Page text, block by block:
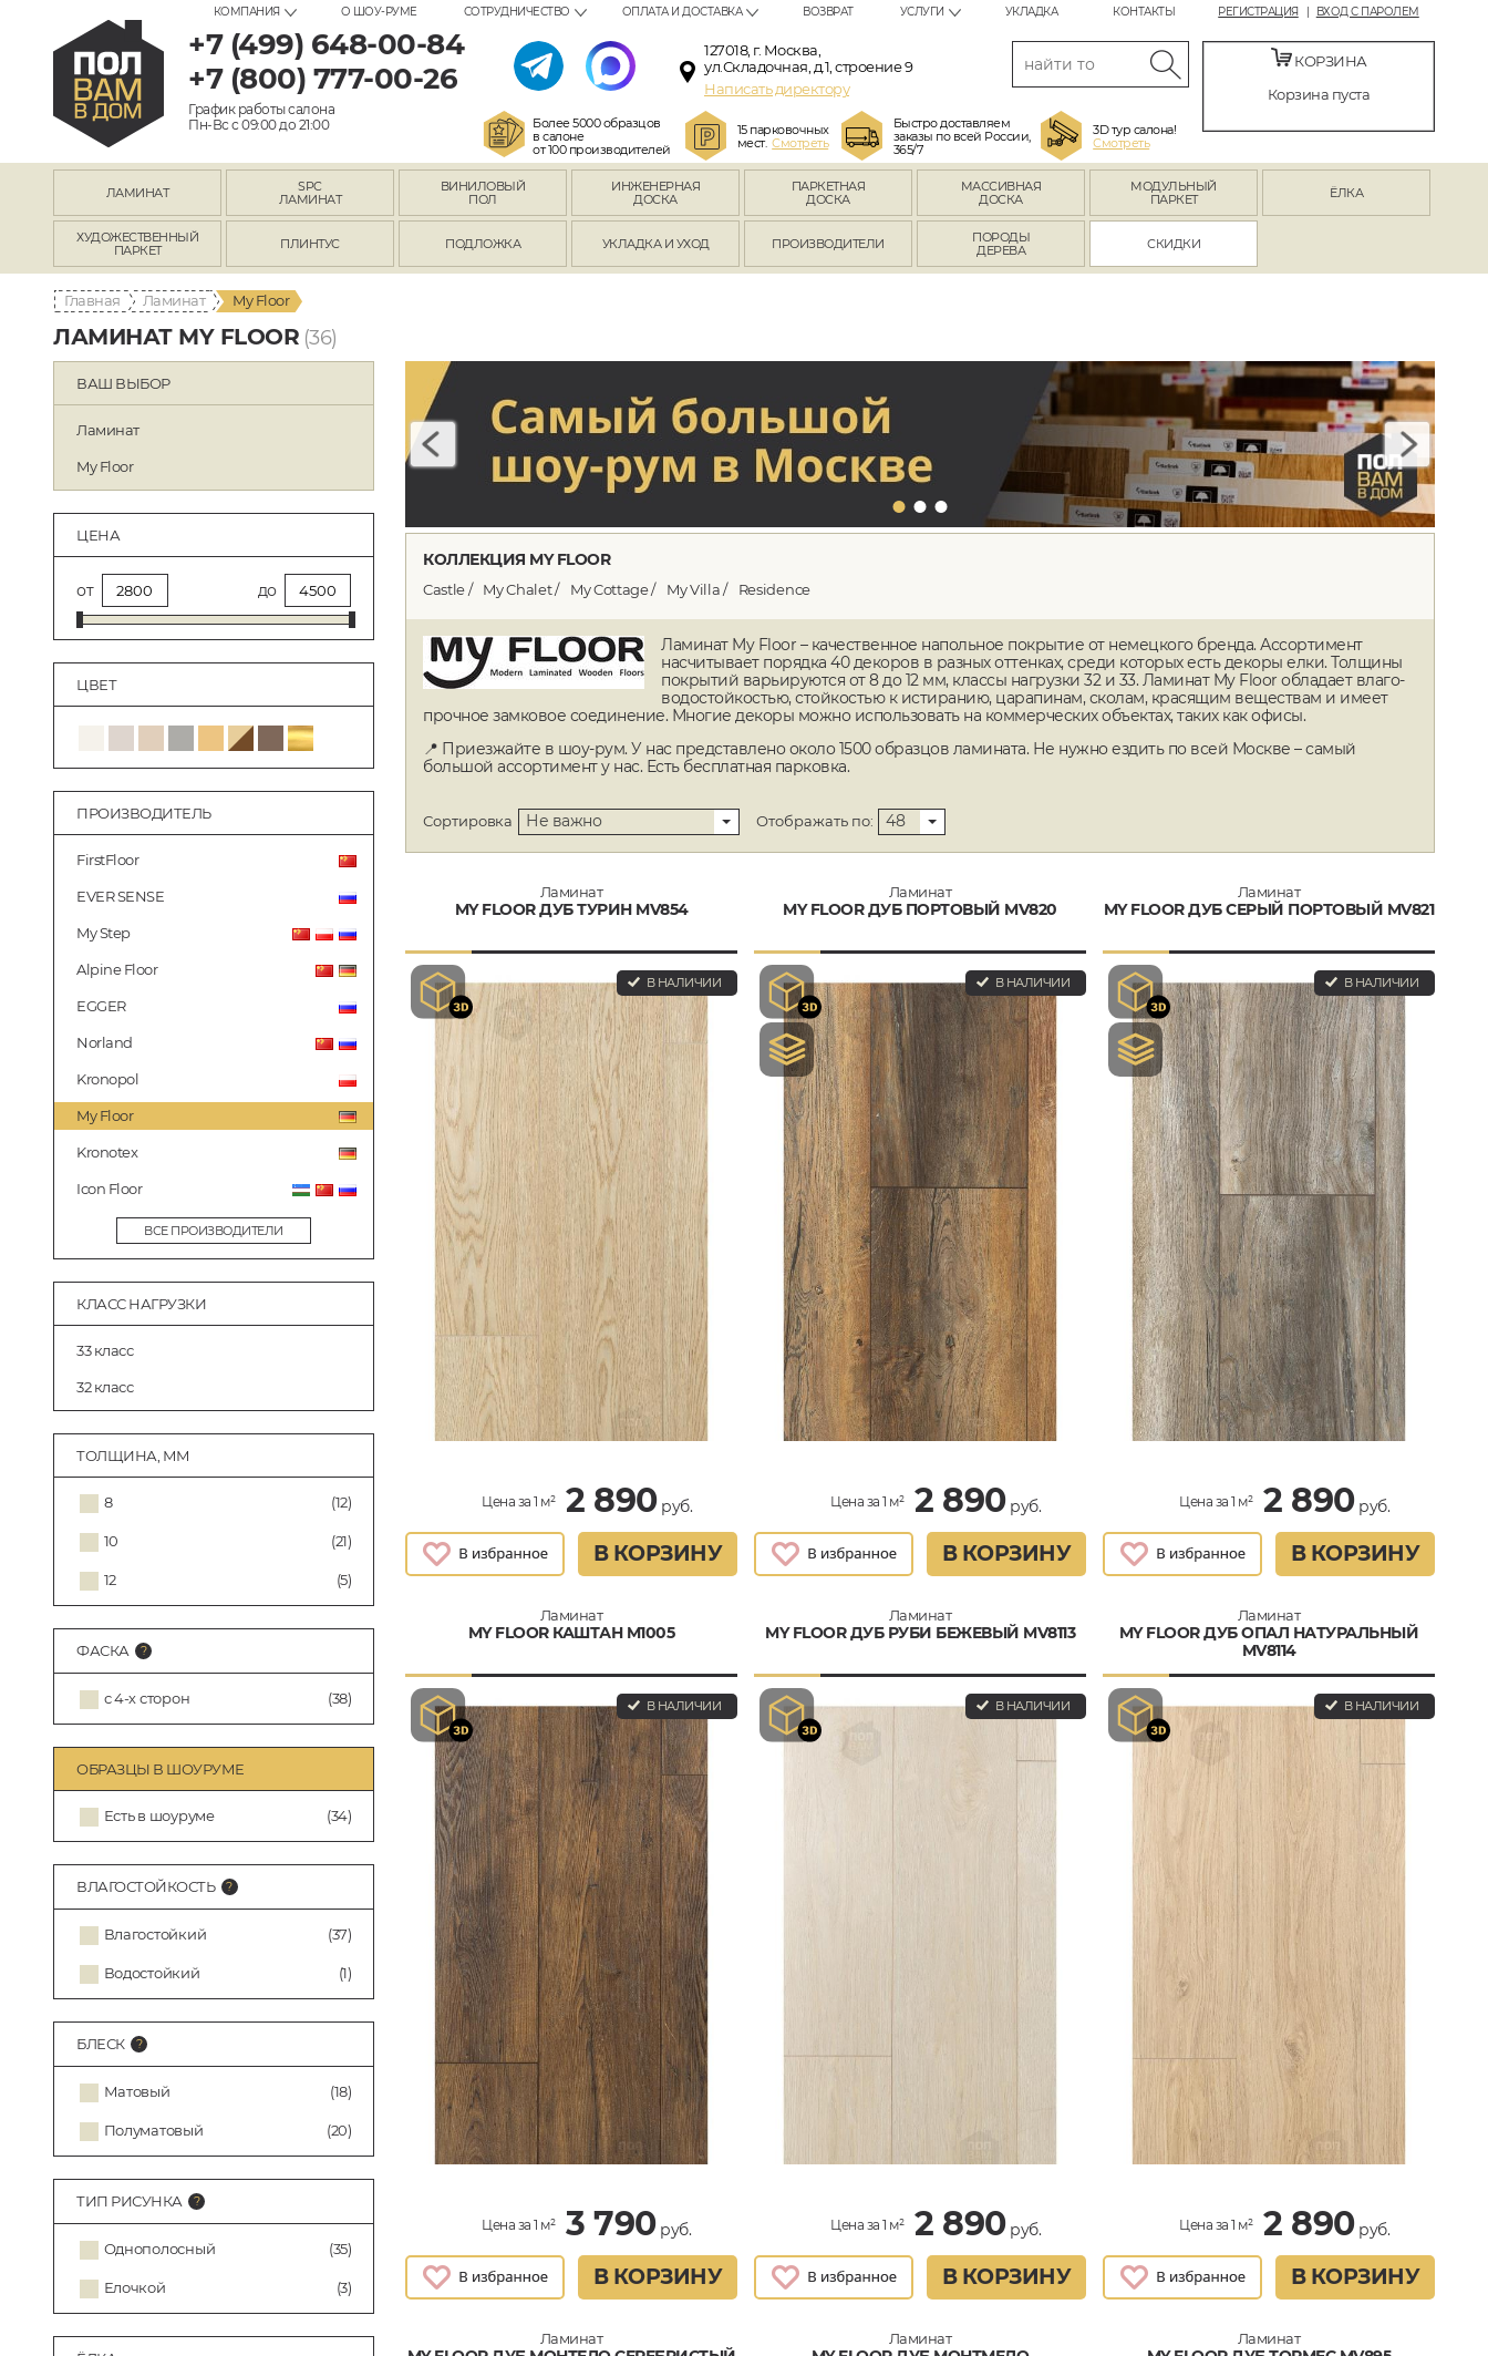
РЕГИСТРАЦИЯ ВХОД С ПАРОЛЕМ
КОМПАНИЯ О ШОУ-РУМЕ СОТРУДНИЧЕСТВО ОПЛАТА И ДОСТАВКА ВОЗВРАТ УСЛУГИ УКЛАДКА КОНТАКТЫ
+7 (499) 648-00-84
+7 (800) 777-00-26
График работы салона
Пн-Вс с 09:00 до 21:00
127018, г. Москва,
ул.Складочная, д.1, строение 9
Написать директору
Более 5000 образцов
в салоне
от 100 производителей
15 парковочных
мест.Смотреть
Быстро доставляем
заказы по всей России,
365/7
3D тур салона!
Смотреть
КОРЗИНА
Корзина пуста
ЛАМИНАТ
SPC
ЛАМИНАТ
ВИНИЛОВЫЙ
ПОЛ
ИНЖЕНЕРНАЯ
ДОСКА
ПАРКЕТНАЯ
ДОСКА
МАССИВНАЯ
ДОСКА
МОДУЛЬНЫЙ
ПАРКЕТ
ЁЛКА
ХУДОЖЕСТВЕННЫЙ
ПАРКЕТ
ПЛИНТУС ПОДЛОЖКА УКЛАДКА И УХОД ПРОИЗВОДИТЕЛИ
ПОРОДЫ
ДЕРЕВА
СКИДКИ
Главная Ламинат My Floor
ЛАМИНАТ MY FLOOR (36)
ВАШ ВЫБОР
Ламинат
My Floor
ЦЕНА
от до
ЦВЕТ
ПРОИЗВОДИТЕЛЬ
FirstFloor
EVER SENSE
My Step
Alpine Floor
EGGER
Norland
Kronopol
My Floor
Kronotex
Icon Floor
ВСЕ ПРОИЗВОДИТЕЛИ
КЛАСС НАГРУЗКИ
33 класс
32 класс
ТОЛЩИНА, ММ
8 (12)
10 (21)
12 (5)
ФАСКА
с 4-х сторон (38)
ОБРАЗЦЫ В ШОУРУМЕ
Есть в шоуруме (34)
ВЛАГОСТОЙКОСТЬ
Влагостойкий (37)
Водостойкий (1)
БЛЕСК
Матовый (18)
Полуматовый (20)
ТИП РИСУНКА
Однополосный (35)
Елочкой (3)
КОЛЛЕКЦИЯ MY FLOOR
Castle My Chalet My Cottage My Villa Residence
Ламинат My Floor – качественное напольное покрытие от немецкого бренда. Ассортимент
насчитывает порядка 40 декоров в разных оттенках, среди которых есть декоры елки. Толщины
покрытий варьируются от 8 до 12 мм, классы нагрузки 32 и 33. Ламинат My Floor обладает влаго-
водостойкостью, стойкостью к истиранию, царапинам, сколам, красящим веществам и имеет
прочное замковое соединение. Многие декоры можно использовать на коммерческих объектах, таких как офисы.
📍 Приезжайте в шоу-рум. У нас представлено около 1500 образцов ламината. Не нужно ездить по всей Москве – самый
большой ассортимент у нас. Есть бесплатная парковка.
Сортировка Не важно Отображать по: 48
Ламинат
MY FLOOR ДУБ ТУРИН MV854
В НАЛИЧИИ
Цена за 1 м² 2 890руб.
В КОРЗИНУ
Ламинат
MY FLOOR ДУБ ПОРТОВЫЙ MV820
В НАЛИЧИИ
Цена за 1 м² 2 890руб.
В КОРЗИНУ
Ламинат
MY FLOOR ДУБ СЕРЫЙ ПОРТОВЫЙ MV821
В НАЛИЧИИ
Цена за 1 м² 2 890руб.
В КОРЗИНУ
Ламинат
MY FLOOR КАШТАН M1005
В НАЛИЧИИ
Цена за 1 м² 3 790руб.
В КОРЗИНУ
Ламинат
MY FLOOR ДУБ РУБИ БЕЖЕВЫЙ MV8113
В НАЛИЧИИ
Цена за 1 м² 2 890руб.
В КОРЗИНУ
Ламинат
MY FLOOR ДУБ ОПАЛ НАТУРАЛЬНЫЙ
MV8114
В НАЛИЧИИ
Цена за 1 м² 2 890руб.
В КОРЗИНУ
Ламинат Ламинат Ламинат